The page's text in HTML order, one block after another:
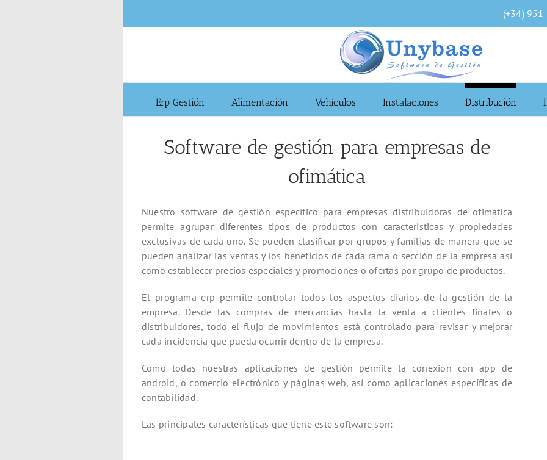
(+34)
Erp Gestión Alimentación Vehículos Instalaciones Distribución
Software de gestión para empresas de
ofimática
Nuestro software de gestión específico para empresas distribuidoras de ofimática
permite agrupar diferentes tipos de productos con caracteristicas y propiedades
exclusivas de cada uno. Se pueden clasificar por grupos y familias de manera que se
pueden analizar las ventas y los beneficios de cada rama o sección de la empresa así
como establecer precios especiales y promociones o ofertas por grupo de productos.
El programa erp permite controlar todos los aspectos diarios de la gestión de la
empresa. Desde las compras de mercancias hasta la venta a clientes finales o
distribuidores, todo el flujo de movimientos está controlado para revisar y mejorar
cada incidencia que pueda ocurrir dentro de la empresa.
Como todas nuestras aplicaciones de gestión permite la conexión con app de
android, o comercio electrónico y páginas web, así como aplicaciones específicas de
contabilidad.
Las principales características que tiene este software son: